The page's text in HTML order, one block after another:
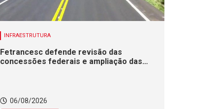
INFRAESTRUTURA
Fetrancesc defende revisão das
concessões federais e ampliação das
06/08/2026